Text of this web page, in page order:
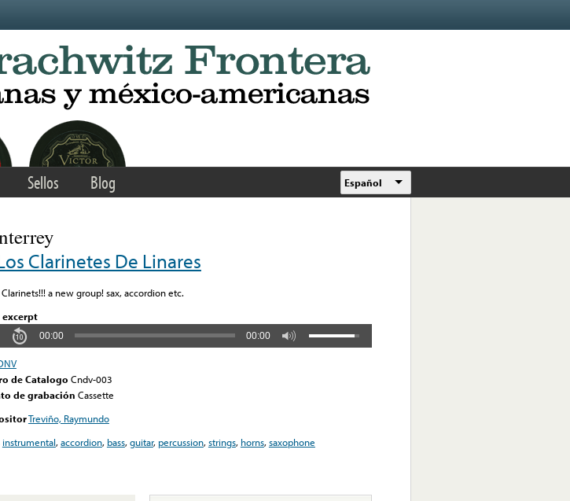
Sellos Blog Español
Clarinetes De Linares
Clarinets!!! a new group! sax, accordion etc.
00:00 00:00
de Catalogo Cndv-003
de grabación Cassette
Treviño, Raymundo
instrumental,accordion, bass,guitar, percussion,strings, horns,saxophone